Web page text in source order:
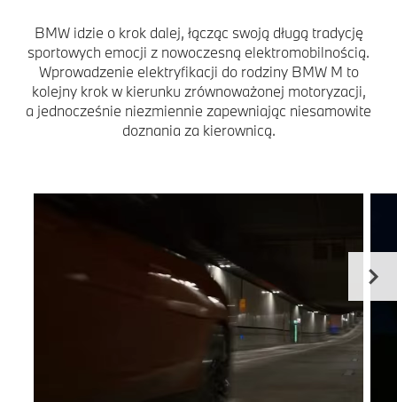
BMW idzie o krok dalej, łącząc swoją długą tradycję
sportowych emocji z nowoczesną elektromobilnością.
Wprowadzenie elektryfikacji do rodziny BMW M to
kolejny krok w kierunku zrównoważonej motoryzacji,
a jednocześnie niezmiennie zapewniając niesamowite
doznania za kierownicą.